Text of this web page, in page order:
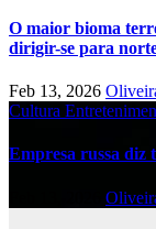
O maior bioma
dirigir-se para
Feb 13, 2026
Cultura
Empresa russa diz